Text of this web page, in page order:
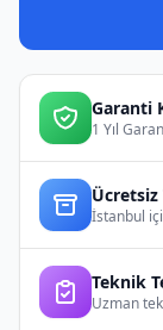
Garanti
1 Yıl
İstanbul
Teknik
Uzman